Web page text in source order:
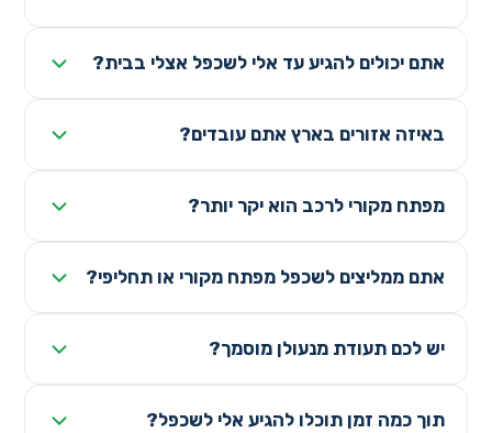
אתם יכולים להגיע עד אלי לשכפל אצלי בבית?
באיזה אזורים בארץ אתם עובדים?
מפתח מקורי לרכב הוא יקר יותר?
אתם ממליצים לשכפל מפתח מקורי או תחליפי?
יש לכם תעודת מנעולן מוסמך?
תוך כמה זמן תוכלו להגיע אלי לשכפל?